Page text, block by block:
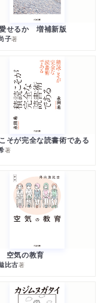
せるか 増補新版
子著
そが完全な読書術である
著
空気の教育
比古著